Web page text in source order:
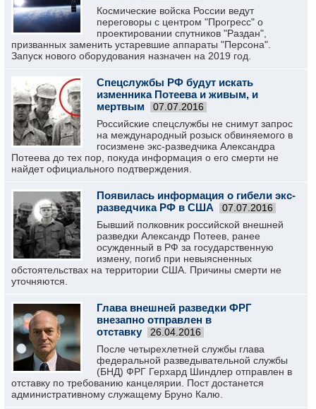
Космические войска России ведут
переговоры с центром "Прогресс" о
проектировании спутников "Раздан",
призванных заменить устаревшие аппараты "Персона".
Запуск нового оборудования назначен на 2019 год.
Спецслужбы РФ будут искать
изменника Потеева и живым, и
мертвым
07.07.2016
Российские спецслужбы не снимут запрос
на международный розыск обвиняемого в
госизмене экс-разведчика Александра
Потеева до тех пор, покуда информация о его смерти не
найдет официального подтверждения.
Появилась информация о гибели экс-
разведчика РФ в США
07.07.2016
Бывший полковник российской внешней
разведки Александр Потеев, ранее
осужденный в РФ за государственную
измену, погиб при невыясненных
обстоятельствах на территории США. Причины смерти не
уточняются.
Глава внешней разведки ФРГ
внезапно отправлен в
отставку
26.04.2016
После четырехлетней службы глава
федеральной разведывательной службы
(БНД) ФРГ Герхард Шиндлер отправлен в
отставку по требованию канцелярии. Пост достанется
административному служащему Бруно Калю.